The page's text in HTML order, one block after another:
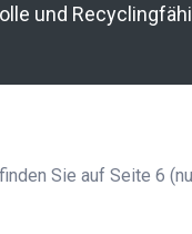
und
Sie auf Seite 6